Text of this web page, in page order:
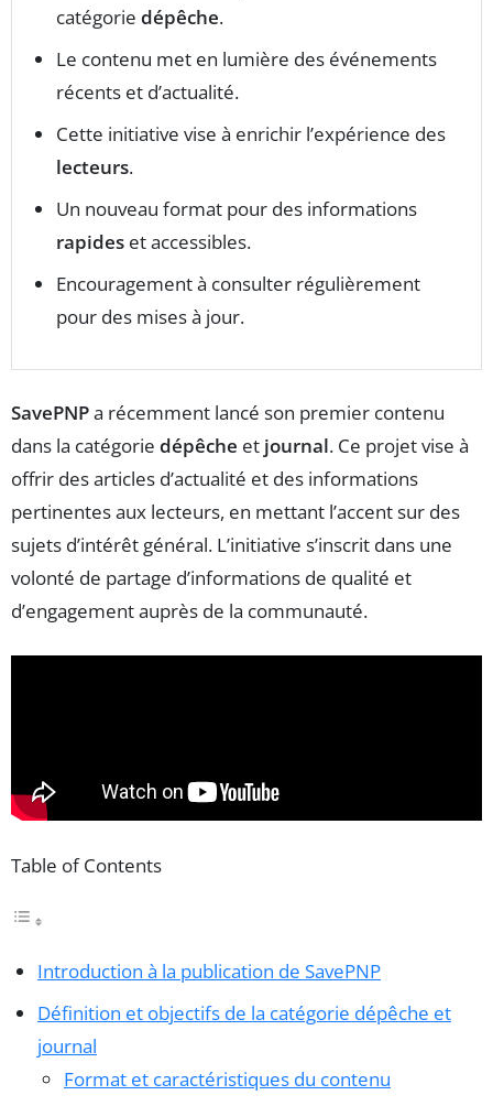
catégorie dépêche.
Le contenu met en lumière des événements
récents et d’actualité.
Cette initiative vise à enrichir l’expérience des
lecteurs.
Un nouveau format pour des informations
rapides et accessibles.
Encouragement à consulter régulièrement
pour des mises à jour.
SavePNPa récemment lancé son premier contenu
dans la catégorie dépêche et journal. Ce projet vise à
offrir des articles d’actualité et des informations
pertinentes aux lecteurs, en mettant l’accent sur des
sujets d’intérêt général. L’initiative s’inscrit dans une
volonté de partage d’informations de qualité et
d’engagement auprès de la communauté.
Table of Contents
Introduction à la publication de SavePNP
Définition et objectifs de la catégorie dépêche et
journal
Format et caractéristiques du contenu